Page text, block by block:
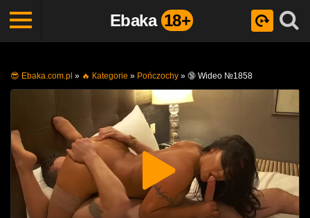
Ebaka 18+
😎 Ebaka.com.pl » 🔥 Кategorie » Pończochy » 🔞 Wideo №1858